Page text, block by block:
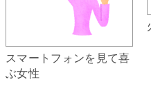
スマートフォンを見て喜
ぶ女性